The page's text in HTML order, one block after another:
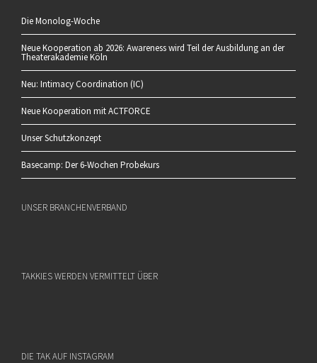
Die Monolog-Woche
Neue Kooperation ab 2026: Awareness wird Teil der Ausbildung an der
Theaterakademie Köln
Neu: Intimacy Coordination (IC)
Neue Kooperation mit ACTFORCE
Unser Schutzkonzept
Basecamp: Der 6-Wochen Probekurs
UNSER BRANCHENVERBAND
TAKKIES WERDEN VERMITTELT ÜBER
DIE TAK AUF INSTAGRAM